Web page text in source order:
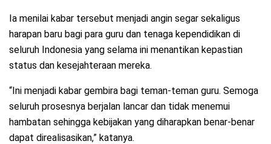
Ia menilai kabar tersebut menjadi angin segar sekaligus
harapan baru bagi para guru dan tenaga kependidikan di
seluruh Indonesia yang selama ini menantikan kepastian
status dan kesejahteraan mereka.
“Ini menjadi kabar gembira bagi teman-teman guru. Semoga
seluruh prosesnya berjalan lancar dan tidak menemui
hambatan sehingga kebijakan yang diharapkan benar-benar
dapat direalisasikan,” katanya.